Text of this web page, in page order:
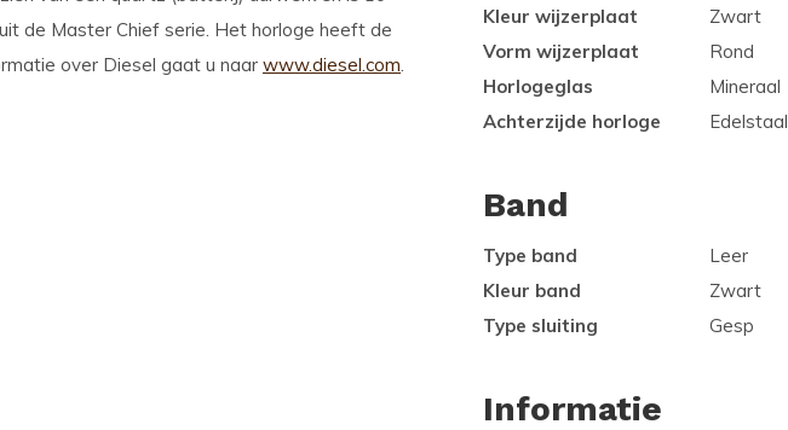
de Master Chief serie. Het horloge heeft de
over Diesel gaat u naar www.diesel.com.
Kleur wijzerplaat
Zwart
Vorm wijzerplaat
Rond
Horlogeglas
Mineraal
Achterzijde horloge
Edelstaal
Band
Type band
Leer
Kleur band
Zwart
Type sluiting
Gesp
Informatie